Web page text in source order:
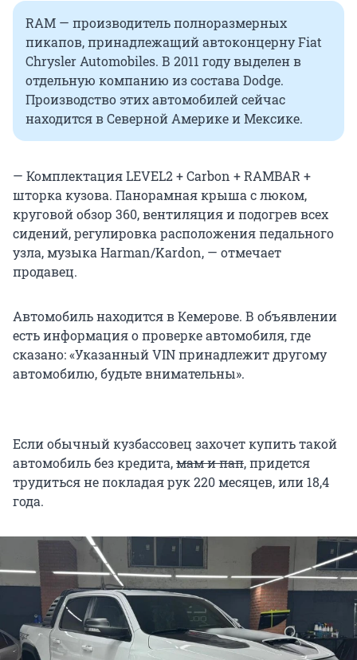
RAM — производитель полноразмерных
пикапов, принадлежащий автоконцерну Fiat
Chrysler Automobiles. В 2011 году выделен в
отдельную компанию из состава Dodge.
Производство этих автомобилей сейчас
находится в Северной Америке и Мексике.
— Комплектация LEVEL2 + Carbon + RAMBAR +
шторка кузова. Панорамная крыша с люком,
круговой обзор 360, вентиляция и подогрев всех
сидений, регулировка расположения педального
узла, музыка Harman/Kardon, — отмечает
продавец.
Автомобиль находится в Кемерове. В объявлении
есть информация о проверке автомобиля, где
сказано: «Указанный VIN принадлежит другому
автомобилю, будьте внимательны».
Если обычный кузбассовец захочет купить такой
автомобиль без кредита,мам и пап, придется
трудиться не покладая рук 220 месяцев, или 18,4
года.